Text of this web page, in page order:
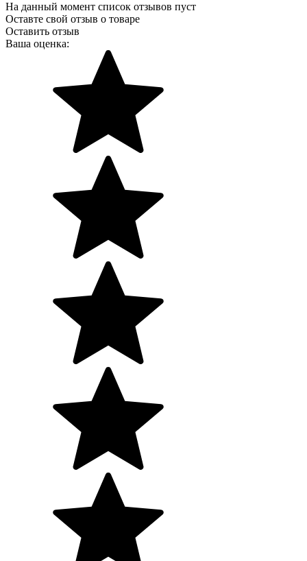
На данный момент список отзывов пуст
Оставте свой отзыв о товаре
Оставить отзыв
Ваша оценка: